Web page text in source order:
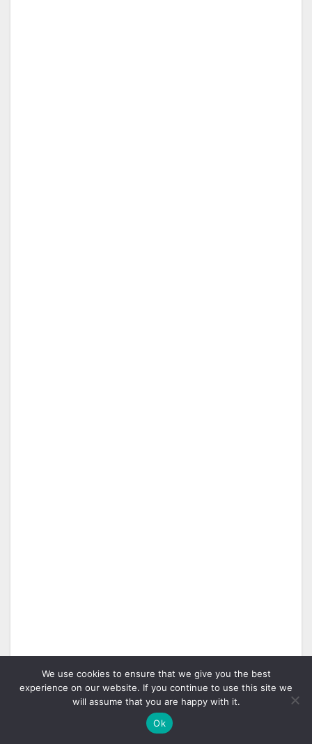
We use cookies to ensure that we give you the best
experience on our website. If you continue to use this site we
will assume that you are happy with it.
Ok